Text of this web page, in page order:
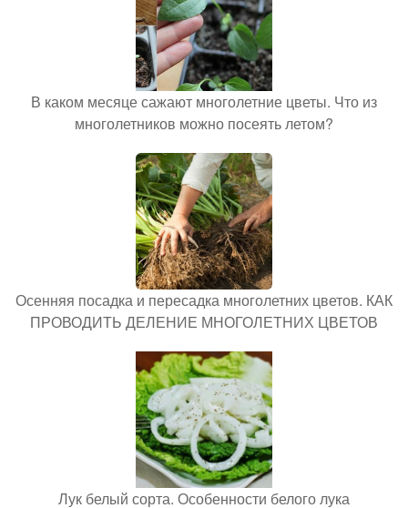
В каком месяце сажают многолетние цветы. Что из
многолетников можно посеять летом?
Осенняя посадка и пересадка многолетних цветов. КАК
ПРОВОДИТЬ ДЕЛЕНИЕ МНОГОЛЕТНИХ ЦВЕТОВ
Лук белый сорта. Особенности белого лука